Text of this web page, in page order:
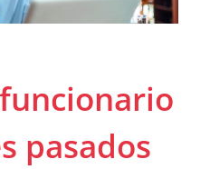
pasados